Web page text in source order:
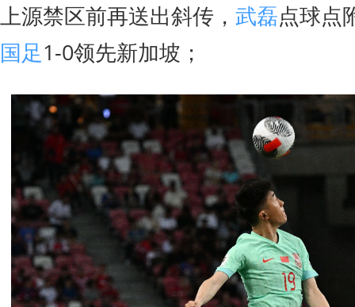
上源禁区前再送出斜传， 武磊点球点
国足1-0领先新加坡；